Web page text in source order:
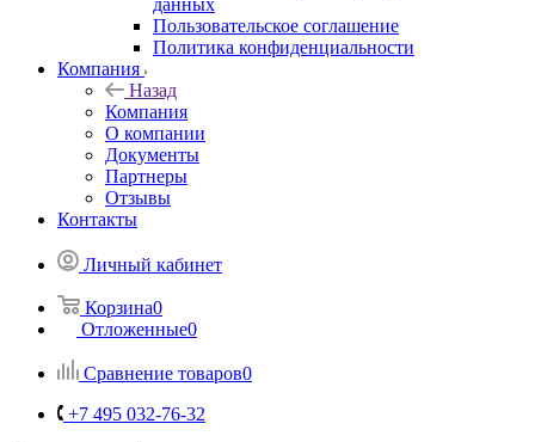
данных
Пользовательское соглашение
Политика конфиденциальности
Компания
Назад
Компания
О компании
Документы
Партнеры
Отзывы
Контакты
Личный кабинет
Корзина0
Отложенные0
Сравнение товаров0
+7 495 032-76-32